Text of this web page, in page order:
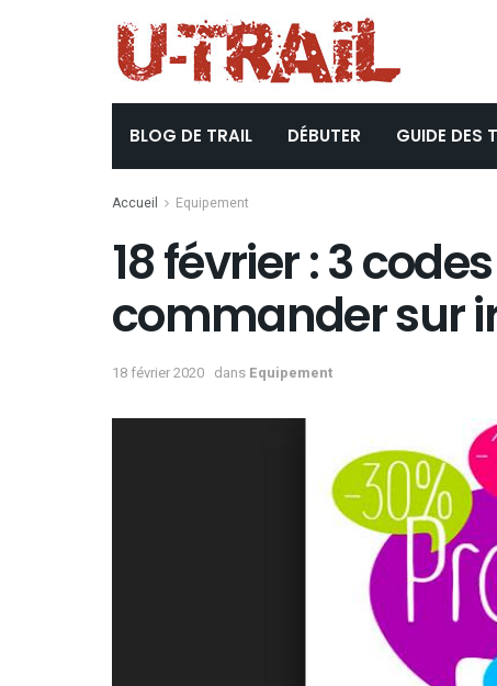
BLOG DE TRAIL DÉBUTER GUIDE DES
Accueil Equipement
18 février : 3
commander sur
18 février 2020 dans Equipement